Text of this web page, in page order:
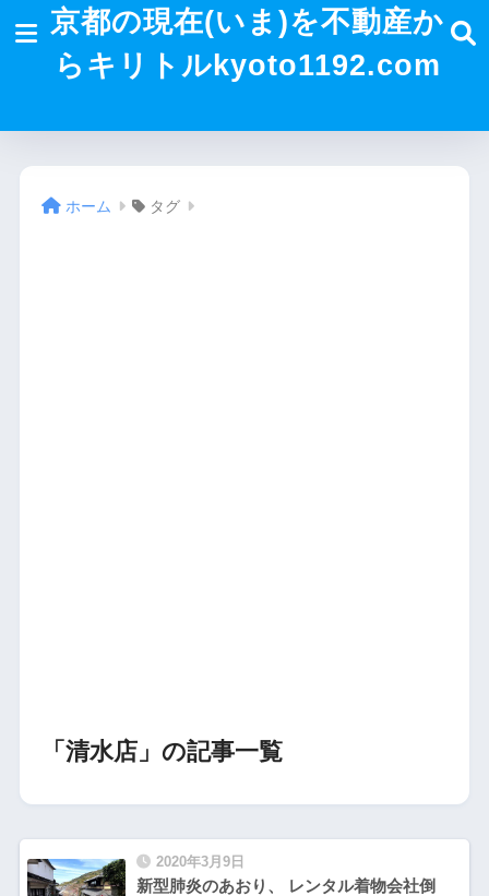
京都の現在(いま)を不動産か
らキリトルkyoto1192.com
ホーム タグ
「清水店」の記事一覧
2020年3月9日
新型肺炎のあおり、 レンタル着物会社倒